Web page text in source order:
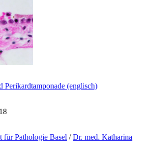
Perikardtamponade (englisch)
für Pathologie Basel /Dr. med. Katharina